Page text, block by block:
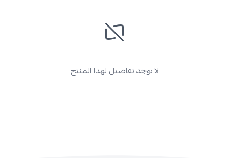
لا توجد تفاصيل لهذا المنتج